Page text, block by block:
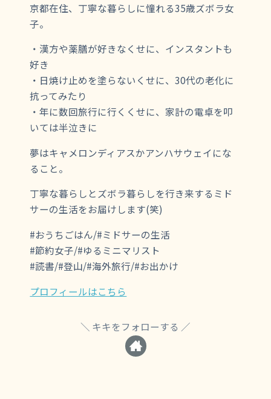
京都在住、丁寧な暮らしに憧れる35歳ズボラ女
子。
・漢方や薬膳が好きなくせに、インスタントも
好き
・日焼け止めを塗らないくせに、30代の老化に
抗ってみたり
・年に数回旅行に行くくせに、家計の電卓を叩
いては半泣きに
夢はキャメロンディアスかアンハサウェイにな
ること。
丁寧な暮らしとズボラ暮らしを行き来するミド
サーの生活をお届けします(笑)
#おうちごはん/#ミドサーの生活
#節約女子/#ゆるミニマリスト
#読書/#登山/#海外旅行/#お出かけ
プロフィールはこちら
キキをフォローする